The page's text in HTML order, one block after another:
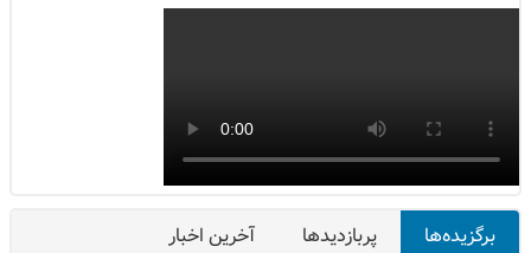
برگزیده‌ها پربازدیدها آخرین اخبار